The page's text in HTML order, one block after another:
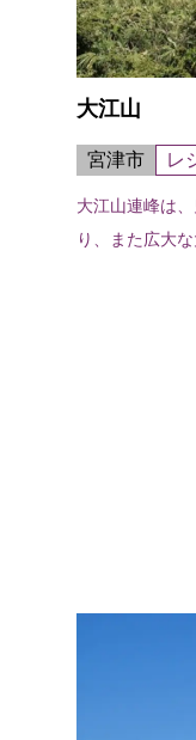
大江山
宮津市 レ
大江山連峰は
り、また広大